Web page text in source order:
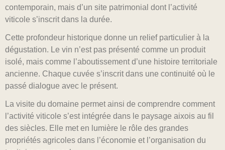
contemporain, mais d’un site patrimonial dont l’activité
viticole s’inscrit dans la durée.
Cette profondeur historique donne un relief particulier à la
dégustation. Le vin n’est pas présenté comme un produit
isolé, mais comme l’aboutissement d’une histoire territoriale
ancienne. Chaque cuvée s’inscrit dans une continuité où le
passé dialogue avec le présent.
La visite du domaine permet ainsi de comprendre comment
l’activité viticole s’est intégrée dans le paysage aixois au fil
des siècles. Elle met en lumière le rôle des grandes
propriétés agricoles dans l’économie et l’organisation du